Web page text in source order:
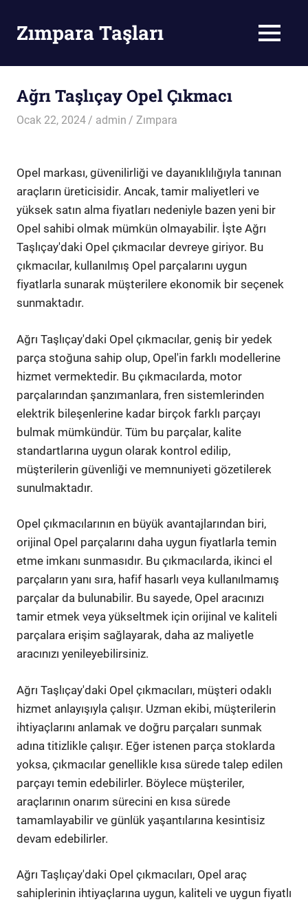
contentZımpara Taşları MENU
Ağrı Taşlıçay Opel Çıkmacı
Ocak 22, 2024 admin Zımpara
Opel markası, güvenilirliği ve dayanıklılığıyla tanınan
araçların üreticisidir. Ancak, tamir maliyetleri ve
yüksek satın alma fiyatları nedeniyle bazen yeni bir
Opel sahibi olmak mümkün olmayabilir. İşte Ağrı
Taşlıçay'daki Opel çıkmacılar devreye giriyor. Bu
çıkmacılar, kullanılmış Opel parçalarını uygun
fiyatlarla sunarak müşterilere ekonomik bir seçenek
sunmaktadır.
Ağrı Taşlıçay'daki Opel çıkmacılar, geniş bir yedek
parça stoğuna sahip olup, Opel'in farklı modellerine
hizmet vermektedir. Bu çıkmacılarda, motor
parçalarından şanzımanlara, fren sistemlerinden
elektrik bileşenlerine kadar birçok farklı parçayı
bulmak mümkündür. Tüm bu parçalar, kalite
standartlarına uygun olarak kontrol edilip,
müşterilerin güvenliği ve memnuniyeti gözetilerek
sunulmaktadır.
Opel çıkmacılarının en büyük avantajlarından biri,
orijinal Opel parçalarını daha uygun fiyatlarla temin
etme imkanı sunmasıdır. Bu çıkmacılarda, ikinci el
parçaların yanı sıra, hafif hasarlı veya kullanılmamış
parçalar da bulunabilir. Bu sayede, Opel aracınızı
tamir etmek veya yükseltmek için orijinal ve kaliteli
parçalara erişim sağlayarak, daha az maliyetle
aracınızı yenileyebilirsiniz.
Ağrı Taşlıçay'daki Opel çıkmacıları, müşteri odaklı
hizmet anlayışıyla çalışır. Uzman ekibi, müşterilerin
ihtiyaçlarını anlamak ve doğru parçaları sunmak
adına titizlikle çalışır. Eğer istenen parça stoklarda
yoksa, çıkmacılar genellikle kısa sürede talep edilen
parçayı temin edebilirler. Böylece müşteriler,
araçlarının onarım sürecini en kısa sürede
tamamlayabilir ve günlük yaşantılarına kesintisiz
devam edebilirler.
Ağrı Taşlıçay'daki Opel çıkmacıları, Opel araç
sahiplerinin ihtiyaçlarına uygun, kaliteli ve uygun fiyatlı